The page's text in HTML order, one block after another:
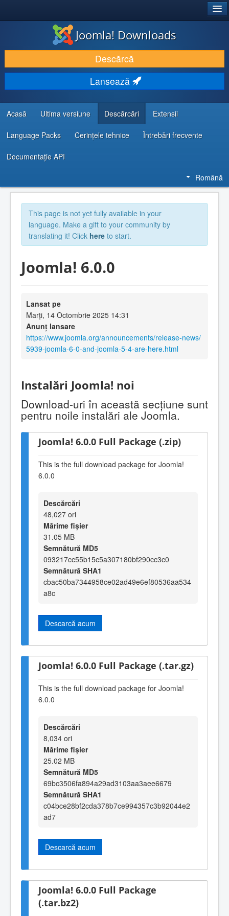
DESCARCĂ & ȘI EXTINDE
DESCOPERĂ & ÎNVAȚĂ
COMUNITATE & SUPORT
RESURSE DEZVOLTATORI
Joomla! Downloads
Descărcă
Lansează
Acasă Ultima versiune Descărcări Extensii
Language Packs Cerințele tehnice Întrebări frecvente
Documentaţie API
Română
This page is not yet fully available in your
language. Make a gift to your community by
translating it! Click here to start.
Joomla! 6.0.0
Lansat pe
Marți, 14 Octombrie 2025 14:31
Anunț lansare
https://www.joomla.org/announcements/release-news/
5939-joomla-6-0-and-joomla-5-4-are-here.html
Instalări Joomla! noi
Download-uri în această secţiune sunt
pentru noile instalări ale Joomla.
Joomla! 6.0.0 Full Package (.zip)
This is the full download package for Joomla!
6.0.0
Descărcări
48,027 ori
Mărime fișier
31.05 MB
Semnătură MD5
093217cc55b15c5a307180bf290cc3c0
Semnătură SHA1
cbac50ba7344958ce02ad49e6ef80536aa534
a8c
Descarcă acum
Joomla! 6.0.0 Full Package (.tar.gz)
This is the full download package for Joomla!
6.0.0
Descărcări
8,034 ori
Mărime fișier
25.02 MB
Semnătură MD5
69bc3506fa894a29ad3103aa3aee6679
Semnătură SHA1
c04bce28bf2cda378b7ce994357c3b92044e2
ad7
Descarcă acum
Joomla! 6.0.0 Full Package
(.tar.bz2)